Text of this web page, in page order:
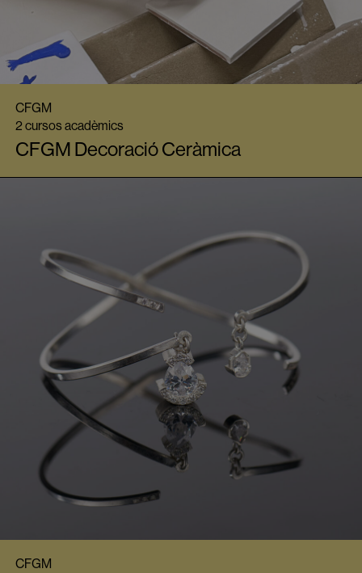
CFGM
2 cursos acadèmics
CFGM Decoració Ceràmica
CFGM